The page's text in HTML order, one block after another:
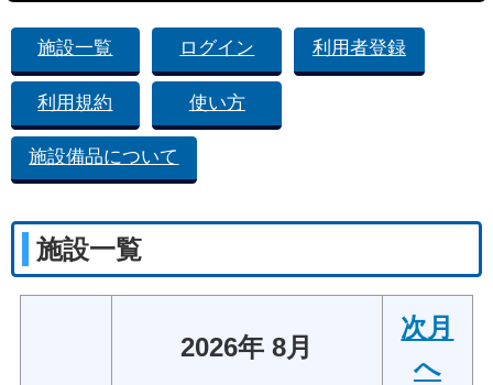
施設一覧 ログイン 利用者登録
利用規約 使い方
施設備品について
施設一覧
2026年 8月
次月
へ